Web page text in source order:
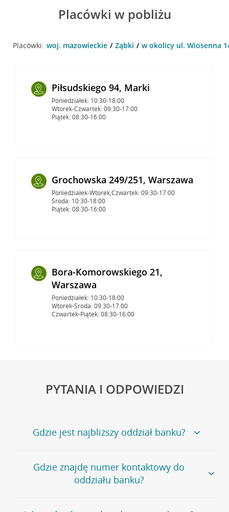
Placówki w pobliżu
Placówki: woj. mazowieckie Ząbki w okolicy ul. Wiosenna
Piłsudskiego 94, Marki
Poniedziałek: 10:30-18:00
Wtorek-Czwartek: 09:30-17:00
Piątek: 08:30-16:00
Grochowska 249/251, Warszawa
Poniedziałek-Wtorek,Czwartek: 09:30-17:00
Środa: 10:30-18:00
Piątek: 08:30-16:00
Bora-Komorowskiego 21,
Warszawa
Poniedziałek: 10:30-18:00
Wtorek-Środa: 09:30-17:00
Czwartek-Piątek: 08:30-16:00
PYTANIA I ODPOWIEDZI
Gdzie jest najbliższy oddział banku?
Jeśli szukasz oddziału naszego banku, zapraszamy na
stronęPlacówki i bankomaty, na której znajduje się
wygodna wyszukiwarka.
oddziałów
Gdzie znajdę numer kontaktowy do
oddziału banku?
Bank Credit Agricole nie udostępnia ogólnego numeru